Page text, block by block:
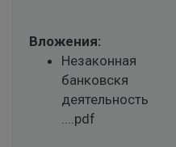
Вложения:
Незаконная
банковскя
деятельность
....pdf